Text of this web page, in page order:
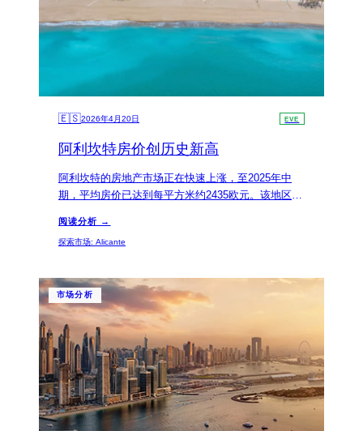
🇪🇸2026年4月20日 EVE
阿利坎特房价创历史新高
阿利坎特的房地产市场正在快速上涨，至2025年中
期，平均房价已达到每平方米约2435欧元。该地区年
成为投资者和外籍人士寻求租赁机会或第二居所的理
想选择。
阅读分析 →
探索市场: Alicante
市场分析